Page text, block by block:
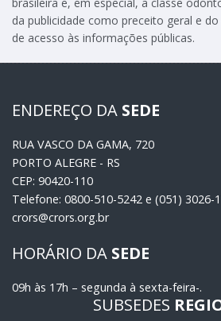
da publicidade como preceito geral e
de acesso às informações públicas.
ENDEREÇO DA SEDE
RUA VASCO DA GAMA, 720
PORTO ALEGRE - RS
CEP: 90420-110
Telefone: 0800-510-5242 e (051) 3026-
crors@crors.org.br
HORÁRIO DA SEDE
09h às 17h – segunda à sexta-feira-.
SUBSEDES